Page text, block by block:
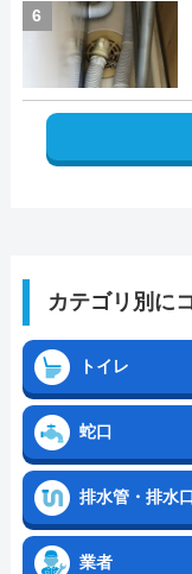
6
カテゴリ別に
トイレ
蛇口
排水管・排水口
業者